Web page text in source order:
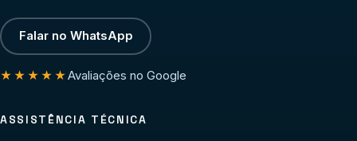
Falar no WhatsApp
★★★★★Avaliações no Google
ASSISTÊNCIA TÉCNICA